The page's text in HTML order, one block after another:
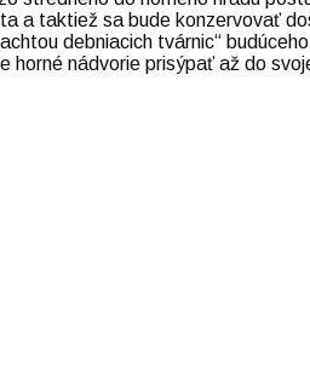
a taktiež sa bude konzervovať
debniacich tvárnic“
nádvorie prisýpať až do